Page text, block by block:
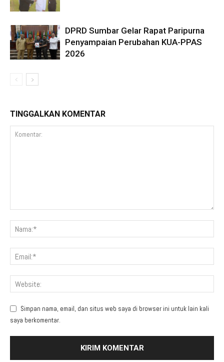
DPRD Sumbar Gelar Rapat Paripurna
Penyampaian Perubahan KUA-PPAS
2026
TINGGALKAN KOMENTAR
Simpan nama, email, dan situs web saya di browser ini untuk lain kali
saya berkomentar.